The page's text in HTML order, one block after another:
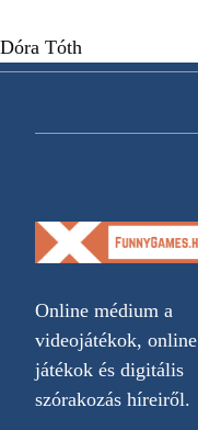
Dóra Tóth
Online médium a
videojátékok, online
játékok és digitális
szórakozás híreiről.